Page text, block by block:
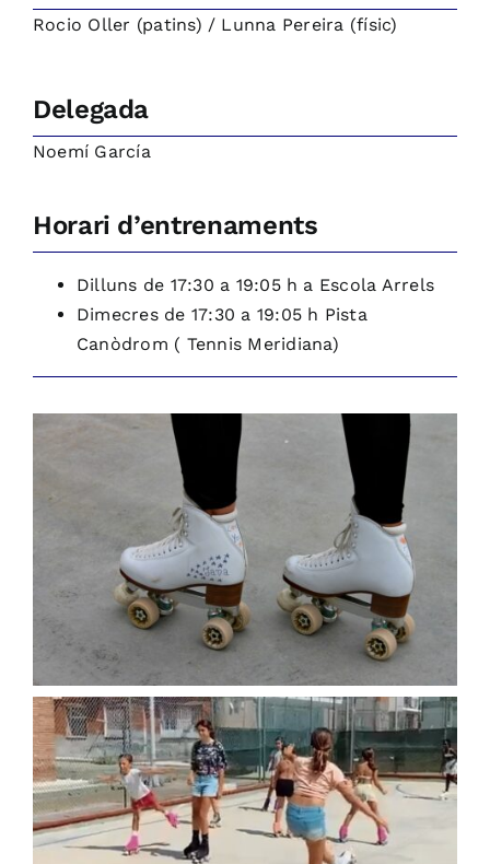
Rocio Oller (patins) / Lunna Pereira (físic)
Delegada
Noemí García
Horari d’entrenaments
Dilluns de 17:30 a 19:05 h a Escola Arrels
Dimecres de 17:30 a 19:05 h Pista
Canòdrom ( Tennis Meridiana)